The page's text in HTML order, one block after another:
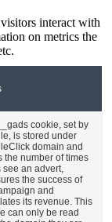
interact with
on metrics the
cookie, set by
is stored under
domain and
the number of times
see an advert,
the success of
and
its revenue. This
can only be read